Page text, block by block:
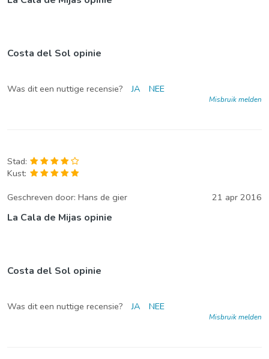
Costa del Sol opinie
Was dit een nuttige recensie? JA NEE
Misbruik melden
Stad:
Kust:
Geschreven door: Hans de gier 21 apr 2016
La Cala de Mijas opinie
Costa del Sol opinie
Was dit een nuttige recensie? JA NEE
Misbruik melden